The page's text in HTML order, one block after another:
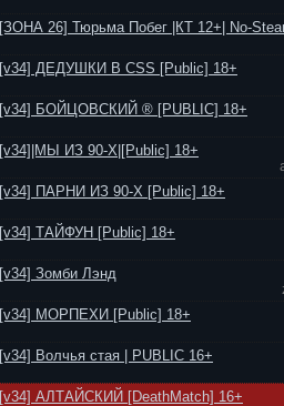
[ЗОНА 26] Тюрьма Побег |КТ 12+| No-
[v34] ДЕДУШКИ В CSS [Public] 18+
[v34] БОЙЦОВСКИЙ ® [PUBLIC] 18+
[v34]|МЫ ИЗ 90-Х|[Public] 18+
[v34] ПАРНИ ИЗ 90-Х [Public] 18+
[v34] ТАЙФУН [Public] 18+
[v34] Зомби Лэнд
[v34] МОРПЕХИ [Public] 18+
[v34] Волчья стая | PUBLIC 16+
[v34] АЛТАЙСКИЙ [DeathMatch] 16+